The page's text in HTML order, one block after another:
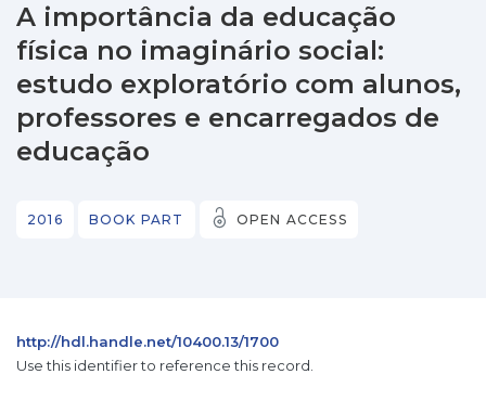
Statistics
A importância da educação
física no imaginário social:
estudo exploratório com alunos,
professores e encarregados de
educação
2016 BOOK PART OPEN ACCESS
http://hdl.handle.net/10400.13/1700
Use this identifier to reference this record.